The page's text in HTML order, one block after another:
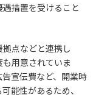
措置を受けること
点などと連携し
用意されていま
宣伝費など、開業時
能性があるため、